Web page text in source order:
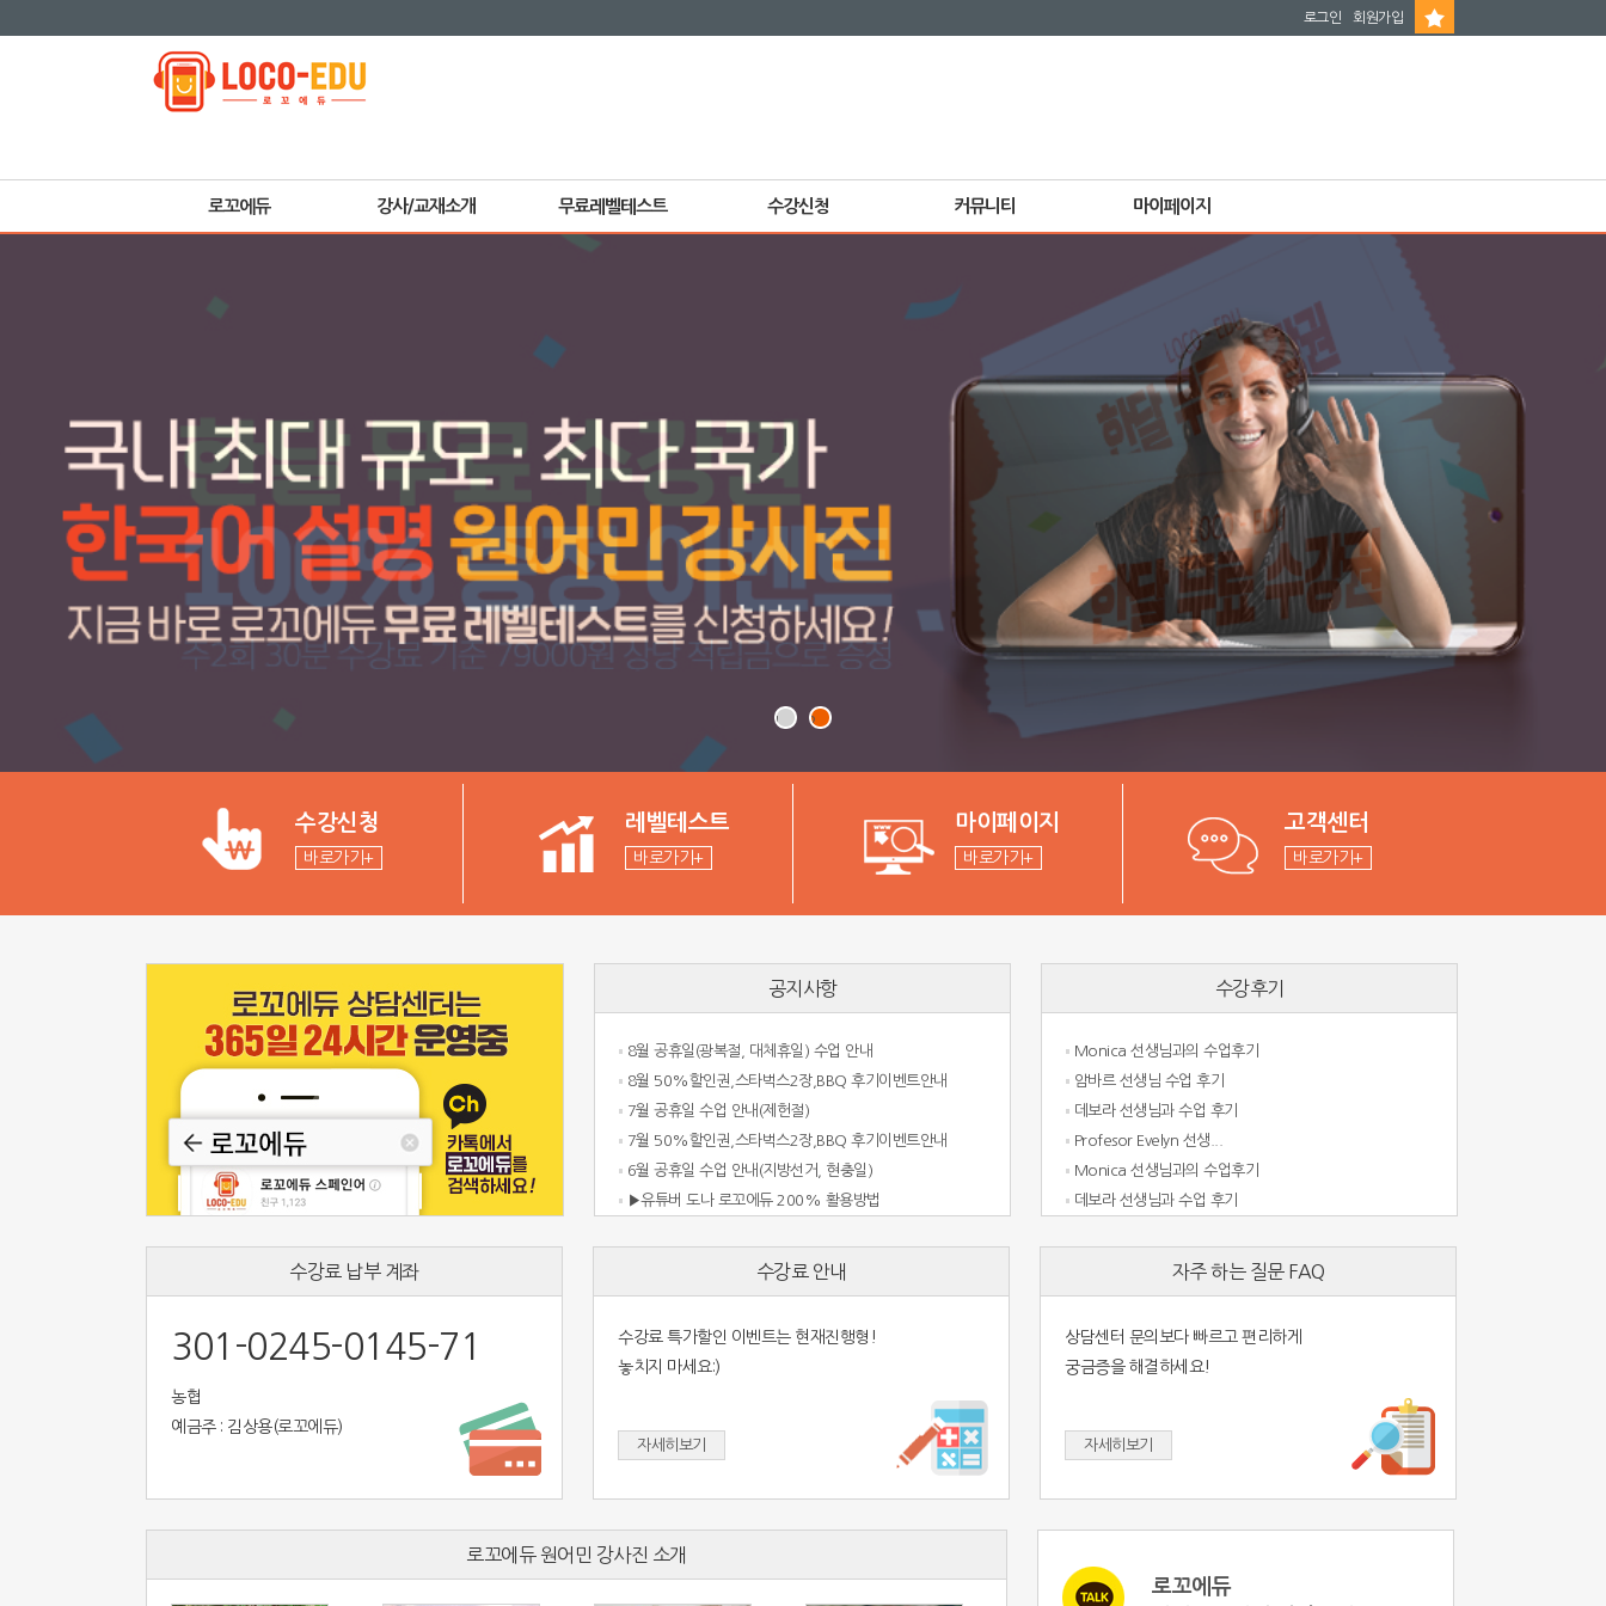
로그인 회원가입
로꼬에듀 강사/교재소개 무료레벨테스트 수강신청 커뮤니티 마이페이지
1 2
수강신청
바로가기+
레벨테스트
바로가기+
마이페이지
바로가기+
고객센터
바로가기+
공지사항
8월 공휴일(광복절, 대체휴일) 수업 안내
8월 50%할인권,스타벅스2장,BBQ 후기이벤트안내
7월 공휴일 수업 안내(제헌절)
7월 50%할인권,스타벅스2장,BBQ 후기이벤트안내
6월 공휴일 수업 안내(지방선거, 현충일)
▶유튜버 도나 로꼬에듀 200% 활용방법
수강후기
Monica 선생님과의 수업후기
암바르 선생님 수업 후기
데보라 선생님과 수업 후기
Profesor Evelyn 선생...
Monica 선생님과의 수업후기
데보라 선생님과 수업 후기
수강료 납부 계좌
301-0245-0145-71
농협
예금주 : 김상용(로꼬에듀)
수강료 안내
수강료 특가할인 이벤트는 현재진행형!
놓치지 마세요:)
자세히보기
자주 하는 질문 FAQ
상담센터 문의보다 빠르고 편리하게
궁금증을 해결하세요!
자세히보기
로꼬에듀 원어민 강사진 소개
로꼬에듀